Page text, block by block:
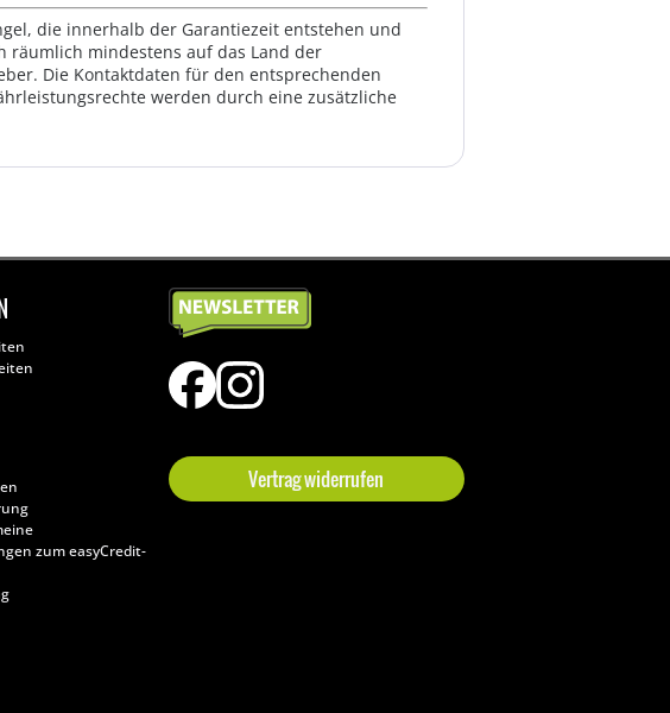
die innerhalb der Garantiezeit entstehen und
räumlich mindestens auf das Land der
Die Kontaktdaten für den entsprechenden
werden durch eine zusätzliche
zum easyCredit-
Vertrag widerrufen